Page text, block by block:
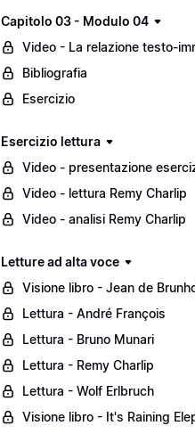
Capitolo 03 - Modulo 04
Video - La relazione testo-
Bibliografia
Esercizio
Esercizio lettura
Video - presentazione
Video - lettura Remy Charlip
Video - analisi Remy Charlip
Letture ad alta voce
Visione libro - Jean de
Lettura - André François
Lettura - Bruno Munari
Lettura - Remy Charlip
Lettura - Wolf Erlbruch
Visione libro - It's Raining